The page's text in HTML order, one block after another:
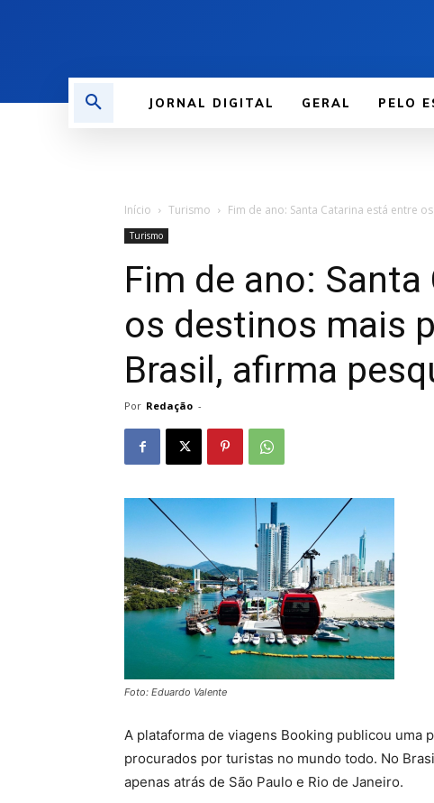
JORNAL DIGITAL GERAL PELO
Início Turismo Fim de ano: Santa Catarina está entre
Turismo
Fim de ano:
os destinos mais
Brasil, afirma
Por Redação -
Foto: Eduardo Valente
A plataforma de viagens Booking publicou uma
procurados por turistas no mundo todo. No
apenas atrás de São Paulo e Rio de Janeiro.